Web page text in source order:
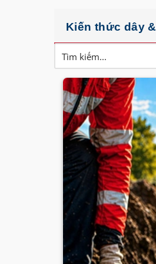
Kiến thức dây